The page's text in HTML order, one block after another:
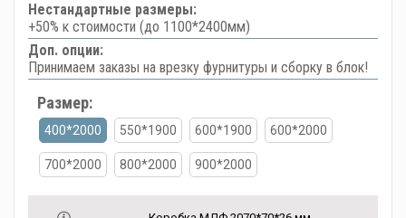
Нестандартные размеры:
+50% к стоимости (до 1100*2400мм)
Доп. опции:
Принимаем заказы на врезку фурнитуры и сборку в блок!
Размер:
400*2000 550*1900 600*1900 600*2000
700*2000 800*2000 900*2000